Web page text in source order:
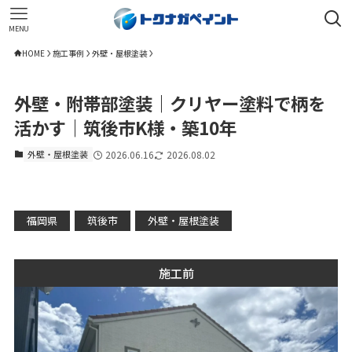
MENU
HOME 施工事例 外壁・屋根塗装
外壁・附帯部塗装｜クリヤー塗料で柄を
活かす｜筑後市K様・築10年
外壁・屋根塗装 2026.06.16 2026.08.02
福岡県 筑後市 外壁・屋根塗装
施工前